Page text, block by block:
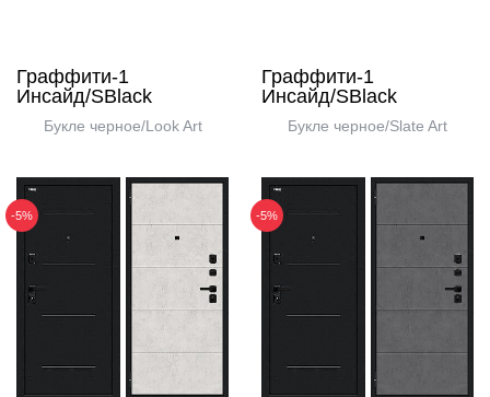
Граффити-1
Инсайд/SBlack
Букле черное/Look Art
-5%
Граффити-1
Инсайд/SBlack
Букле черное/Slate Art
-5%